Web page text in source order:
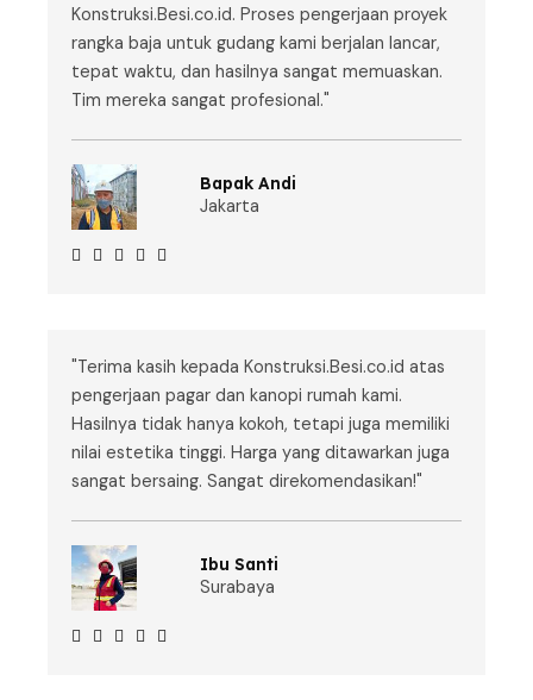
Konstruksi.Besi.co.id. Proses pengerjaan proyek
rangka baja untuk gudang kami berjalan lancar,
tepat waktu, dan hasilnya sangat memuaskan.
Tim mereka sangat profesional."
Bapak Andi
Jakarta
    
"Terima kasih kepada Konstruksi.Besi.co.id atas
pengerjaan pagar dan kanopi rumah kami.
Hasilnya tidak hanya kokoh, tetapi juga memiliki
nilai estetika tinggi. Harga yang ditawarkan juga
sangat bersaing. Sangat direkomendasikan!"
Ibu Santi
Surabaya
    